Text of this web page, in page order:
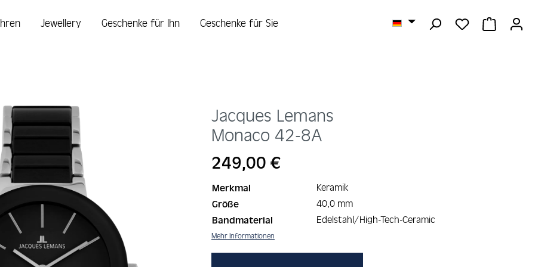
DU HAST 0
Jewellery Geschenke für Ihn Geschenke für Sie
Jacques Lemans
Monaco 42-8A
Regulärer Preis:
249,00 €
Merkmal Keramik
Größe 40,0 mm
Bandmaterial Edelstahl/High-Tech-Ceramic
Mehr Informationen